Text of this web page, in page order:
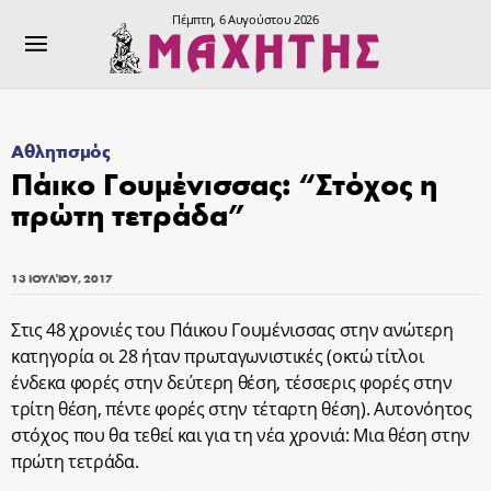
Πέμπτη, 6 Αυγούστου 2026
Αθλητισμός
Πάικο Γουμένισσας: “Στόχος η
πρώτη τετράδα”
13 ΙΟΥΛΊΟΥ, 2017
Στις 48 χρονιές του Πάικου Γουμένισσας στην ανώτερη
κατηγορία οι 28 ήταν πρωταγωνιστικές (οκτώ τίτλοι
ένδεκα φορές στην δεύτερη θέση, τέσσερις φορές στην
τρίτη θέση, πέντε φορές στην τέταρτη θέση). Αυτονόητος
στόχος που θα τεθεί και για τη νέα χρονιά: Μια θέση στην
πρώτη τετράδα.